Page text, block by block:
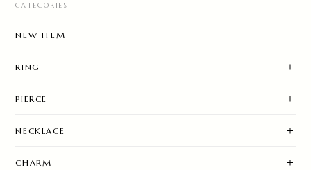
CATEGORIES
NEW ITEM
RING
PIERCE
NECKLACE
CHARM